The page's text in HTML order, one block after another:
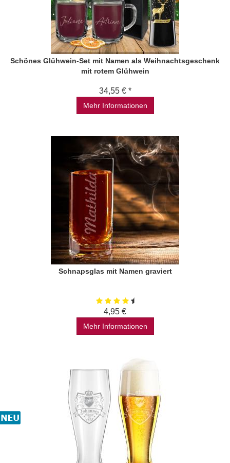
Schönes Glühwein-Set mit Namen als Weihnachtsgeschenk
mit rotem Glühwein
34,55 € *
Mehr Informationen
Schnapsglas mit Namen graviert
4,95 €
Mehr Informationen